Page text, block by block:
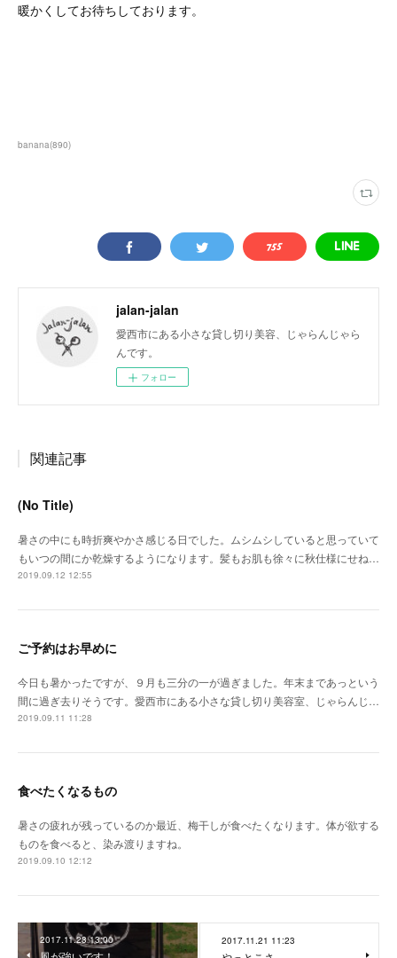
暖かくしてお待ちしております。
banana(890)
jalan-jalan
愛西市にある小さな貸し切り美容、じゃらんじゃら
んです。
フォロー
関連記事
(No Title)
暑さの中にも時折爽やかさ感じる日でした。ムシムシしていると思っていて
もいつの間にか乾燥するようになります。髪もお肌も徐々に秋仕様にせね…
2019.09.12 12:55
ご予約はお早めに
今日も暑かったですが、９月も三分の一が過ぎました。年末まであっという
間に過ぎ去りそうです。愛西市にある小さな貸し切り美容室、じゃらんじ…
2019.09.11 11:28
食べたくなるもの
暑さの疲れが残っているのか最近、梅干しが食べたくなります。体が欲する
ものを食べると、染み渡りますね。
2019.09.10 12:12
2017.11.23 13:00 2017.11.21 11:23